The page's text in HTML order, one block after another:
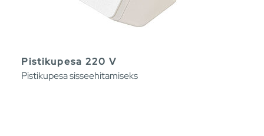
Pistikupesa 220 V
Pistikupesa sisseehitamiseks